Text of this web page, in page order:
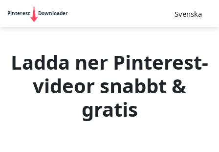
Pinterest Downloader Svenska
Ladda ner Pinterest-
videor snabbt &
gratis